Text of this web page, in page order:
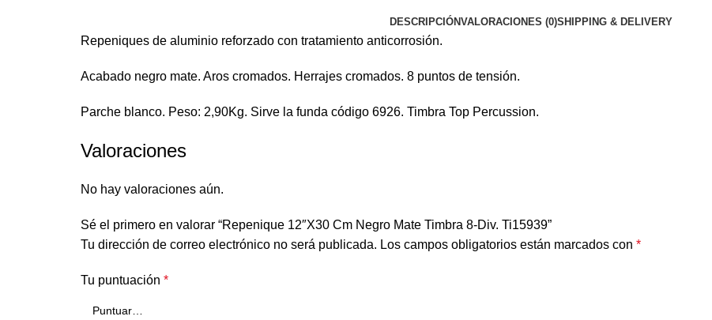
DESCRIPCIÓNVALORACIONES (0)SHIPPING & DELIVERY
Repeniques de aluminio reforzado con tratamiento anticorrosión.
Acabado negro mate. Aros cromados. Herrajes cromados. 8 puntos de tensión.
Parche blanco. Peso: 2,90Kg. Sirve la funda código 6926. Timbra Top Percussion.
Valoraciones
No hay valoraciones aún.
Sé el primero en valorar “Repenique 12″X30 Cm Negro Mate Timbra 8-Div. Ti15939”
Tu dirección de correo electrónico no será publicada. Los campos obligatorios están marcados con *
Tu puntuación *